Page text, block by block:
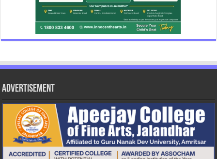
Advertisement